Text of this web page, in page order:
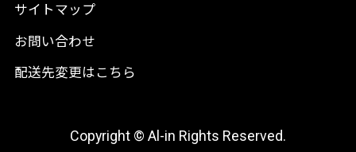
サイトマップ
お問い合わせ
配送先変更はこちら
Copyright © Al-in Rights Reserved.